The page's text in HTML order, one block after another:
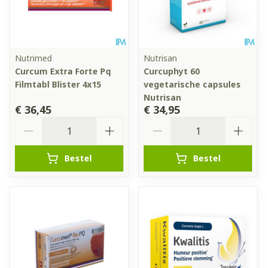
Nutrimed
Curcum Extra Forte Pq
Filmtabl Blister 4x15
€ 36,45
Bestel
Nutrisan
Curcuphyt 60
vegetarische capsules
Nutrisan
€ 34,95
Bestel